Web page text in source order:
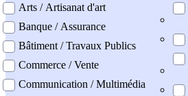
Arts / Artisanat d'art
Banque / Assurance
Bâtiment / Travaux Publics
Commerce / Vente
Communication / Multimédia